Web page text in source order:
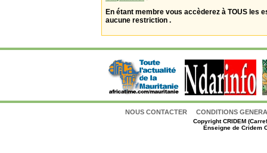
En étant membre vous accèderez à TOUS les
aucune restriction .
NOUS CONTACTER CONDITIONS
CopyrightCRIDEM
Enseigne de Cridem